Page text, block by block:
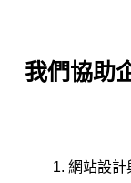
我們協助
網站設計